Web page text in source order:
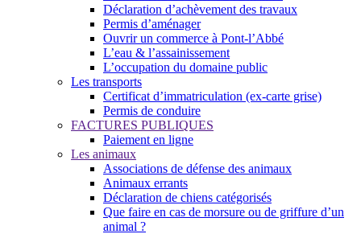
Déclaration d’achèvement des travaux
Permis d’aménager
Ouvrir un commerce à Pont-l’Abbé
L’eau & l’assainissement
L’occupation du domaine public
Les transports
Certificat d’immatriculation (ex-carte grise)
Permis de conduire
FACTURES PUBLIQUES
Paiement en ligne
Les animaux
Associations de défense des animaux
Animaux errants
Déclaration de chiens catégorisés
Que faire en cas de morsure ou de griffure d’un
animal ?